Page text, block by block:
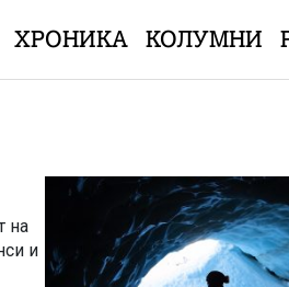
ХРОНИКА КОЛУМНИ
на
и